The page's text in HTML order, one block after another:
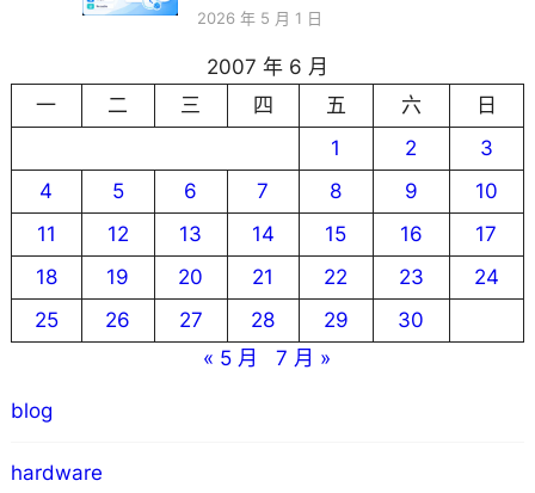
2026 年 5 月 1 日
2007 年 6 月
一
二 三 四 五 六
日
1
2
3
4
5 6 7 8 9
10
11
12 13 14 15 16
17
18
19 20 21 22 23
24
25
26 27 28 29
30
« 5 月
7 月 »
blog
hardware